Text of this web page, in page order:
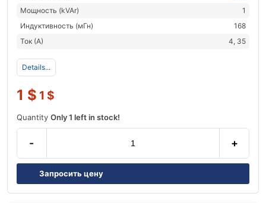
Мощность (kVAr)
1
Индуктивность (мГн)
168
Ток (А)
4, 35
Details...
1 $ 1 $
Quantity Only 1 left in stock!
- +
Запросить цену